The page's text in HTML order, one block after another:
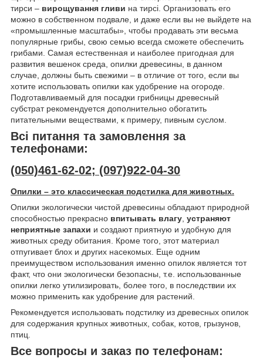
тирси – вирощування гливи на тирсі. Организовать его
можно в собственном подвале, и даже если вы не выйдете на
«промышленные масштабы», чтобы продавать эти весьма
популярные грибы, свою семью всегда сможете обеспечить
грибами. Самая естественная и наиболее пригодная для
развития вешенок среда, опилки древесины, в данном
случае, должны быть свежими – в отличие от того, если вы
хотите использовать опилки как удобрение на огороде.
Подготавливаемый для посадки грибницы древесный
субстрат рекомендуется дополнительно обогатить
питательными веществами, к примеру, пивным суслом.
Всі питання та замовлення за
телефонами:
(050)461-62-02; (097)922-04-30
Опилки – это классическая подстилка для животных.
Опилки экологически чистой древесины обладают природной
способностью прекрасно впитывать влагу устраняют
неприятные запахи и создают приятную и удобную для
животных среду обитания. Кроме того, этот материал
отпугивает блох и других насекомых. Еще одним
преимуществом использования именно опилок является тот
факт, что они экологически безопасны, т.е. использованные
опилки легко утилизировать, более того, в последствии их
можно применить как удобрение для растений.
Рекомендуется использовать подстилку из древесных опилок
для содержания крупных животных, собак, котов, грызунов,
птиц.
Все вопросы и заказ по телефонам: